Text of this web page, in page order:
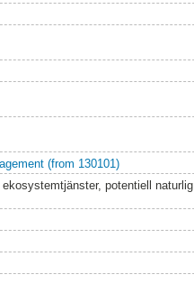
(from 130101)
potentiell naturlig